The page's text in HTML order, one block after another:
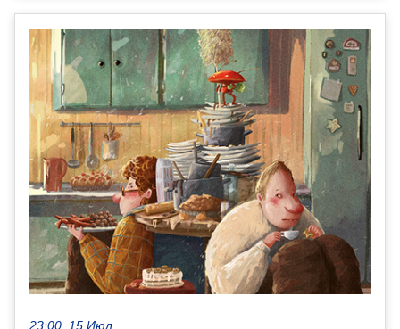
23:00, 15 Июл